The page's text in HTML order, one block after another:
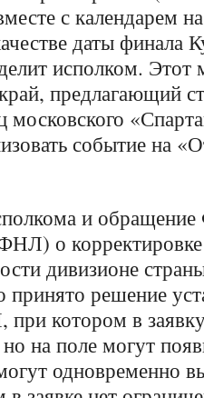
с календарем
даты финала
исполком. Этот
предлагающий
московского
событие на
и
о
дивизионе
решение
котором в
на поле могут
одновременно